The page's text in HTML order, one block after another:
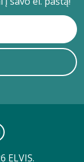
ELVIS.